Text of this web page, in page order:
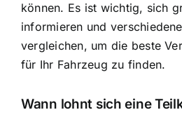
können. Es ist wichtig, sich
informieren und
vergleichen, um die beste
für Ihr Fahrzeug zu finden.
Wann lohnt sich eine